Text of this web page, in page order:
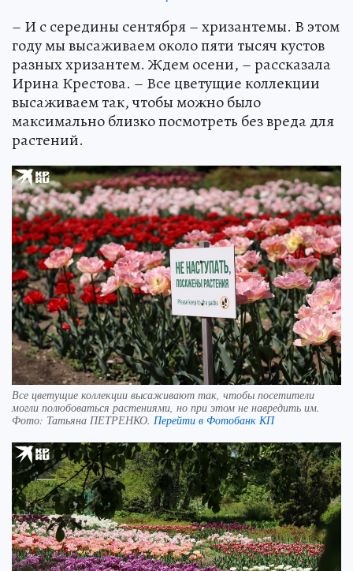
– И с середины сентября – хризантемы. В этом
году мы высаживаем около пяти тысяч кустов
разных хризантем. Ждем осени, – рассказала
Ирина Крестова. – Все цветущие коллекции
высаживаем так, чтобы можно было
максимально близко посмотреть без вреда для
растений.
Все цветущие коллекции высаживают так, чтобы посетители
могли полюбоваться растениями, но при этом не навредить им.
Фото: Татьяна ПЕТРЕНКО. Перейти в Фотобанк КП